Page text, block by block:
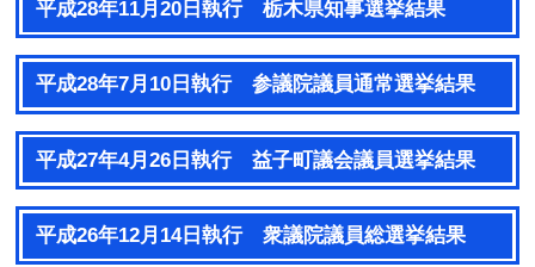
平成28年11月20日執行 栃木県知事選挙結果
平成28年7月10日執行 参議院議員通常選挙結果
平成27年4月26日執行 益子町議会議員選挙結果
平成26年12月14日執行 衆議院議員総選挙結果